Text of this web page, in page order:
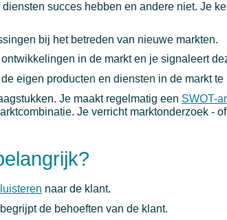
succes hebben en andere niet. Je
bij het betreden van nieuwe markten.
in de markt en je signaleert
eigen producten en diensten in de markt te
Je maakt regelmatig een SWOT-
Je verricht marktonderzoek -
luisteren naar de klant.
de behoeften van de klant.